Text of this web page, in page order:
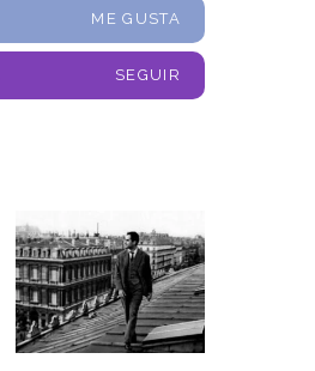
ME GUSTA
SEGUIR